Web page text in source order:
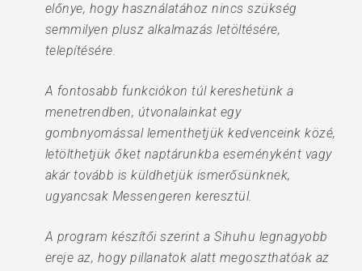
előnye, hogy használatához nincs szükség
semmilyen plusz alkalmazás letöltésére,
telepítésére.
A fontosabb funkciókon túl kereshetünk a
menetrendben, útvonalainkat egy
gombnyomással lementhetjük kedvenceink közé,
letölthetjük őket naptárunkba eseményként vagy
akár tovább is küldhetjük ismerősünknek,
ugyancsak Messengeren keresztül.
A program készítői szerint a Sihuhu legnagyobb
ereje az, hogy pillanatok alatt megoszthatóak az